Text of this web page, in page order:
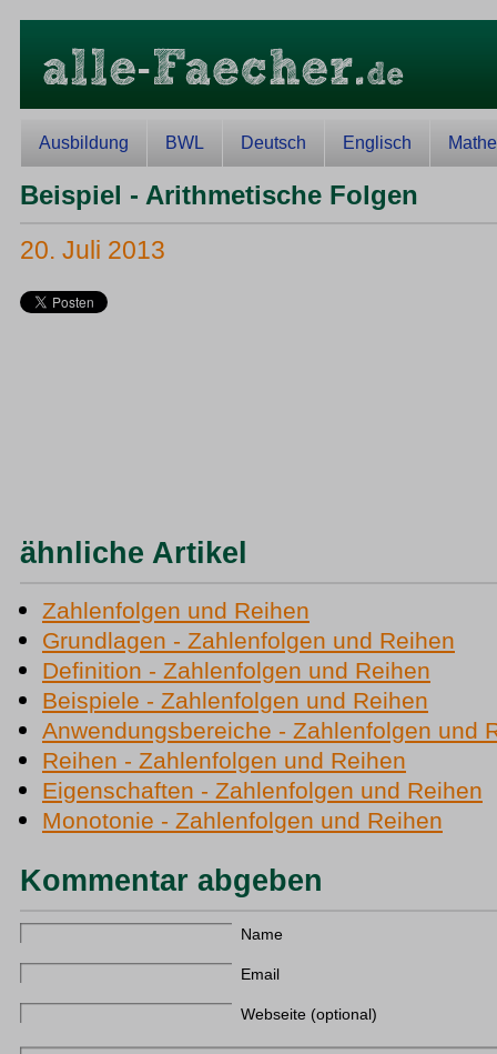
Ausbildung BWL Deutsch Englisch Mathe
Beispiel - Arithmetische Folgen
20. Juli 2013
ähnliche Artikel
Zahlenfolgen und Reihen
Grundlagen - Zahlenfolgen und Reihen
Definition - Zahlenfolgen und Reihen
Beispiele - Zahlenfolgen und Reihen
Anwendungsbereiche - Zahlenfolgen und
Reihen - Zahlenfolgen und Reihen
Eigenschaften - Zahlenfolgen und Reihen
Monotonie - Zahlenfolgen und Reihen
Kommentar abgeben
Name
Email
Webseite (optional)